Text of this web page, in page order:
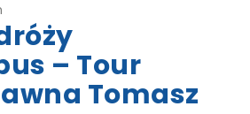
– Tour
Tomasz